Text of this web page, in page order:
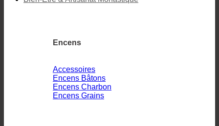
Encens
Accessoires
Encens Bâtons
Encens Charbon
Encens Grains